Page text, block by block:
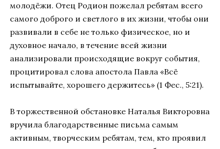
молодёжи. Отец Родион пожелал ребятам всего
самого доброго и светлого в их жизни, чтобы они
развивали в себе не только физическое, но и
духовное начало, в течение всей жизни
анализировали происходящие вокруг события,
процитировал слова апостола Павла «Всё
испытывайте, хорошего держитесь» (1 Фес., 5:21).
В торжественной обстановке Наталья Викторовна
вручила благодарственные письма самым
активным, творческим ребятам, тем, кто проявил